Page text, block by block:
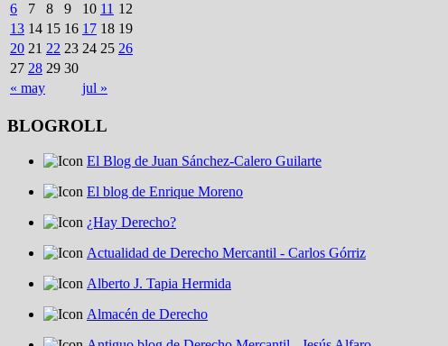
« may jul »
6
7 8 9 10 11 12
13 14 15 16 17 18 19
20 21 22 23 24 25 26
27 28 29 30
BLOGROLL
El Blog de Juan Sánchez-Calero Guilarte
El blog de Enrique Moreno
¿Hay Derecho?
Actualidad de Derecho Mercantil - Carlos Górriz
Alberto J. Tapia Hermida
Almacén de Derecho